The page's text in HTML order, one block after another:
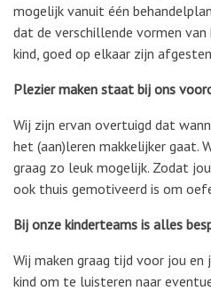
mogelijk vanuit één
dat de verschillende vormen
kind, goed op elkaar zijn
Plezier maken staat bij ons
Wij zijn ervan overtuigd dat
het (aan)leren makkelijker gaat.
graag zo leuk mogelijk. Zodat
ook thuis gemotiveerd is om
Bij onze kinderteams is alles
Wij maken graag tijd voor jou en
kind om te luisteren naar